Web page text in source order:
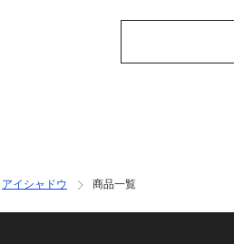
アイシャドウ 商品一覧